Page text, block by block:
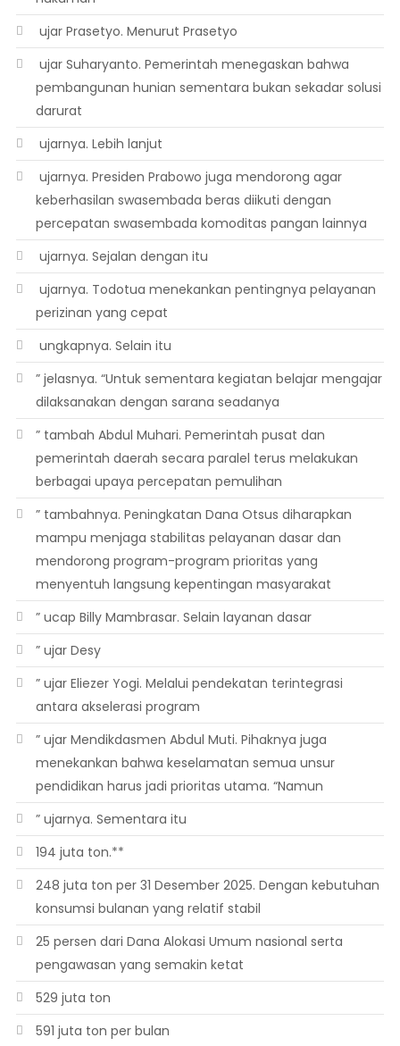
 ujar Prasetyo. Menurut Prasetyo
 ujar Suharyanto. Pemerintah menegaskan bahwa
pembangunan hunian sementara bukan sekadar solusi
darurat
 ujarnya. Lebih lanjut
 ujarnya. Presiden Prabowo juga mendorong agar
keberhasilan swasembada beras diikuti dengan
percepatan swasembada komoditas pangan lainnya
 ujarnya. Sejalan dengan itu
 ujarnya. Todotua menekankan pentingnya pelayanan
perizinan yang cepat
 ungkapnya. Selain itu
” jelasnya. “Untuk sementara kegiatan belajar mengajar
dilaksanakan dengan sarana seadanya
” tambah Abdul Muhari. Pemerintah pusat dan
pemerintah daerah secara paralel terus melakukan
berbagai upaya percepatan pemulihan
” tambahnya. Peningkatan Dana Otsus diharapkan
mampu menjaga stabilitas pelayanan dasar dan
mendorong program-program prioritas yang
menyentuh langsung kepentingan masyarakat
” ucap Billy Mambrasar. Selain layanan dasar
” ujar Desy
” ujar Eliezer Yogi. Melalui pendekatan terintegrasi
antara akselerasi program
” ujar Mendikdasmen Abdul Muti. Pihaknya juga
menekankan bahwa keselamatan semua unsur
pendidikan harus jadi prioritas utama. “Namun
” ujarnya. Sementara itu
194 juta ton.**
248 juta ton per 31 Desember 2025. Dengan kebutuhan
konsumsi bulanan yang relatif stabil
25 persen dari Dana Alokasi Umum nasional serta
pengawasan yang semakin ketat
529 juta ton
591 juta ton per bulan